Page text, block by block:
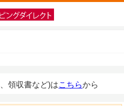
領収書など)はこちらから